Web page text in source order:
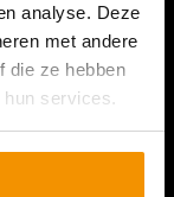
analyse. Deze
met andere
die ze hebben
services.